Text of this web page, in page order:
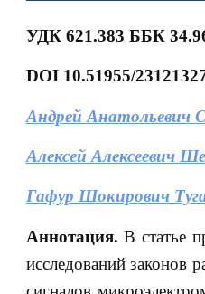
УДК 621.383 ББК
DOI10.51955/
Андрей Анатольевич
Алексей Алексеевич
Гафур Шокирович
Аннотация. В статье
исследований законов